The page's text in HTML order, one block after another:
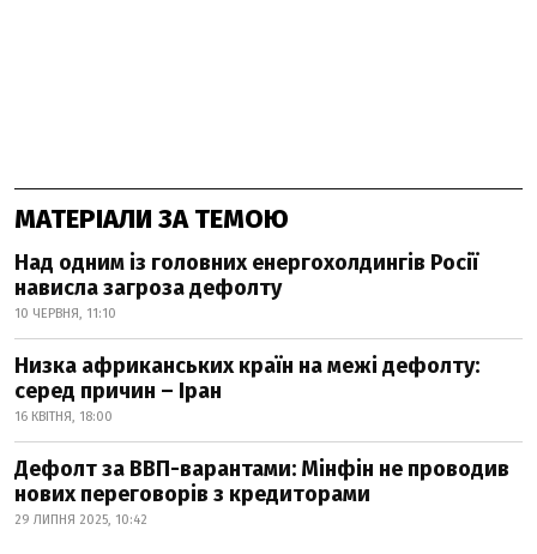
МАТЕРІАЛИ ЗА ТЕМОЮ
Над одним із головних енергохолдингів Росії
нависла загроза дефолту
10 ЧЕРВНЯ, 11:10
Низка африканських країн на межі дефолту:
серед причин – Іран
16 КВІТНЯ, 18:00
Дефолт за ВВП-варантами: Мінфін не проводив
нових переговорів з кредиторами
29 ЛИПНЯ 2025, 10:42